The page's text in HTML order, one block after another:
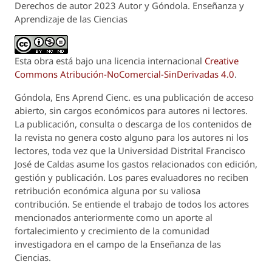
Derechos de autor 2023 Autor y Góndola. Enseñanza y
Aprendizaje de las Ciencias
Esta obra está bajo una licencia internacional Creative
Commons Atribución-NoComercial-SinDerivadas 4.0.
Góndola, Ens Aprend Cienc. es una publicación de acceso
abierto, sin cargos económicos para autores ni lectores.
La publicación, consulta o descarga de los contenidos de
la revista no genera costo alguno para los autores ni los
lectores, toda vez que la Universidad Distrital Francisco
José de Caldas asume los gastos relacionados con edición,
gestión y publicación. Los pares evaluadores no reciben
retribución económica alguna por su valiosa
contribución. Se entiende el trabajo de todos los actores
mencionados anteriormente como un aporte al
fortalecimiento y crecimiento de la comunidad
investigadora en el campo de la Enseñanza de las
Ciencias.